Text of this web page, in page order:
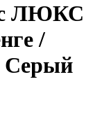
ЛЮКС
/
Серый